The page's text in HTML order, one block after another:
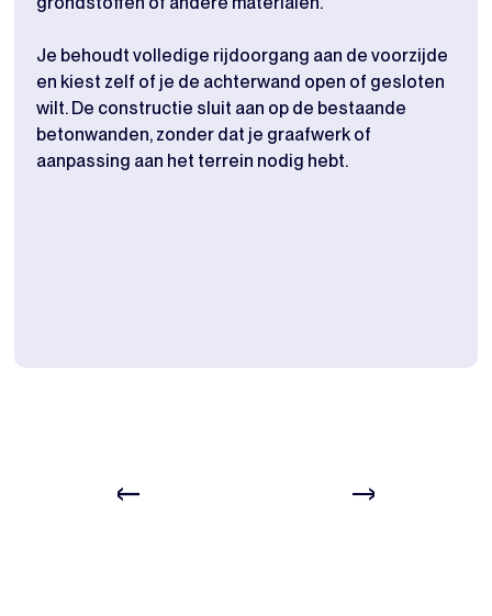
Je behoudt volledige rijdoorgang aan de voorzijde
en kiest zelf of je de achterwand open of gesloten
wilt. De constructie sluit aan op de bestaande
betonwanden, zonder dat je graafwerk of
aanpassing aan het terrein nodig hebt.